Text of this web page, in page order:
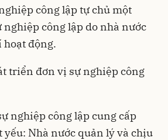
công lập tự chủ một
công lập do nhà nước
động.
triển đơn vị sự nghiệp công
nghiệp công lập cung cấp
yếu: Nhà nước quản lý và chịu